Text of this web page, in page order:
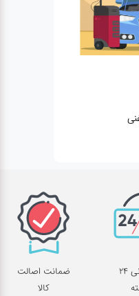
پشتیبانی 24
ضمانت اصالت
کالا